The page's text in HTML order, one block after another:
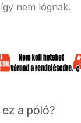
nem lógnak.
a póló?